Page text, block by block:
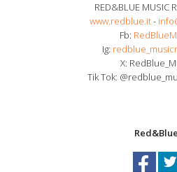
RED&BLUE MUSIC
www.redblue.it-
Fb:
Ig:
X:
Tik Tok:
Red&Blue